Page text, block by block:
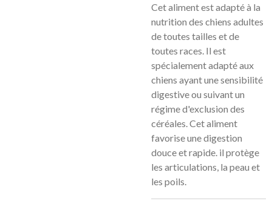
Cet aliment est adapté à la
nutrition des chiens adultes
de toutes tailles et de
toutes races. Il est
spécialement adapté aux
chiens ayant une sensibilité
digestive ou suivant un
régime d'exclusion des
céréales. Cet aliment
favorise une digestion
douce et rapide. il protège
les articulations, la peau et
les poils.